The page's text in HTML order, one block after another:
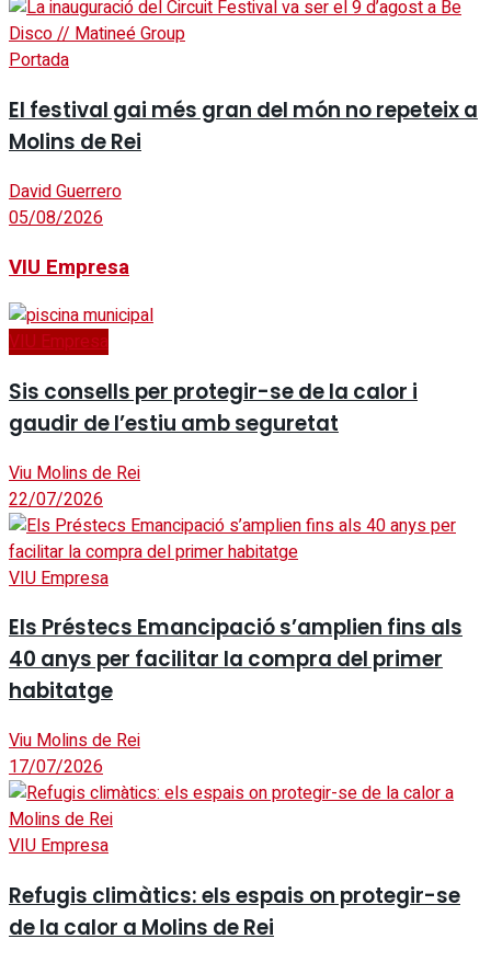
Portada
El festival gai més gran del món no repeteix a
Molins de Rei
David Guerrero
05/08/2026
VIU Empresa
VIU Empresa
Sis consells per protegir-se de la calor i
gaudir de l’estiu amb seguretat
Viu Molins de Rei
22/07/2026
VIU Empresa
Els Préstecs Emancipació s’amplien fins als
40 anys per facilitar la compra del primer
habitatge
Viu Molins de Rei
17/07/2026
VIU Empresa
Refugis climàtics: els espais on protegir-se
de la calor a Molins de Rei